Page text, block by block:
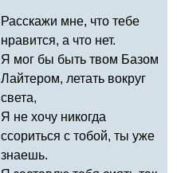
Расскажи мне, что тебе
нравится, а что нет.
Я мог бы быть твом Базом
Лайтером, летать вокруг
света,
Я не хочу никогда
ссориться с тобой, ты уже
знаешь.